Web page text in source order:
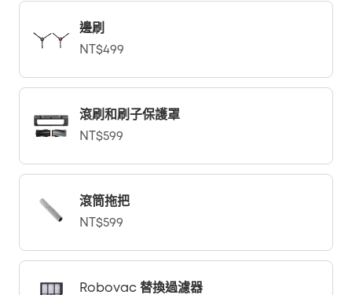
邊刷
NT$499
滾刷和刷子保護罩
NT$599
滾筒拖把
NT$599
Robovac 替換過濾器